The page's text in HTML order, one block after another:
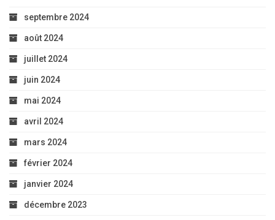
septembre 2024
août 2024
juillet 2024
juin 2024
mai 2024
avril 2024
mars 2024
février 2024
janvier 2024
décembre 2023